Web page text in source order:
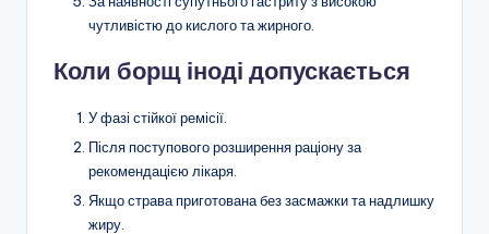
чутливістю до кислого та жирного.
Коли борщ іноді допускається
У фазі стійкої ремісії.
Після поступового розширення раціону за
рекомендацією лікаря.
Якщо страва приготована без засмажки та надлишку
жиру.